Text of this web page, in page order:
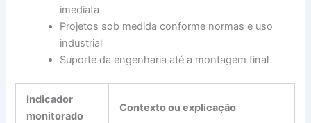
imediata
Projetos sob medida conforme normas e uso
industrial
Suporte da engenharia até a montagem final
Indicador
monitorado
Contexto ou explicação